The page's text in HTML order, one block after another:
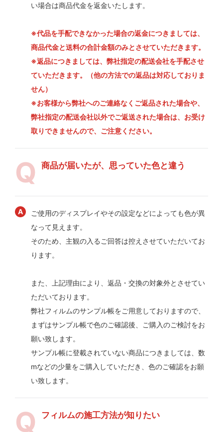
い場合は商品代金を返金いたします。
※代品を手配できなかった場合の返金につきましては、
商品代金と送料の合計金額のみとさせていただきます。
※返品につきましては、弊社指定の配送会社を手配させ
ていただきます。（他の方法での返品は対応しておりま
せん）
※お客様から弊社へのご連絡なくご返品された場合や、
弊社指定の配送会社以外でご返送された場合は、お受け
取りできませんので、ご注意ください。
商品が届いたが、思っていた色と違う
ご使用のディスプレイやその設定などによっても色が異
なって見えます。
そのため、主観の入るご回答は控えさせていただいてお
ります。
また、上記理由により、返品・交換の対象外とさせてい
ただいております。
弊社フィルムのサンプル帳をご用意しておりますので、
まずはサンプル帳で色のご確認後、ご購入のご検討をお
願い致します。
サンプル帳に登載されていない商品につきましては、数
mなどの少量をご購入していただき、色のご確認をお願
い致します。
フィルムの施工方法が知りたい